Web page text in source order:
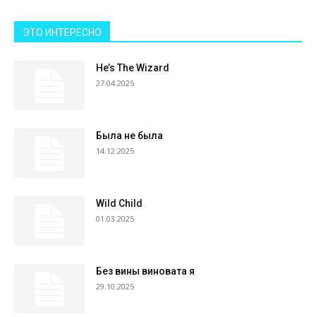
ЭТО ИНТЕРЕСНО
He’s The Wizard
27.04.2025
Была не была
14.12.2025
Wild Child
01.03.2025
Без вины виновата я
29.10.2025